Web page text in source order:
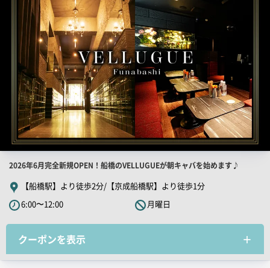
店
舗
PR
キ
ャ
チ
2026年6月完全新規OPEN！船橋のVELLUGUEが朝キャバを始めます♪
【船橋駅】より徒歩2分/【京成船橋駅】より徒歩1分
6:00〜12:00
月曜日
クーポンを表示